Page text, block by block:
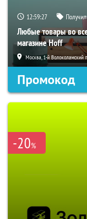
12:59:26
Любые товары во
магазине Hoff
Москва, 1-й Волоколамский
Промокод
-20%